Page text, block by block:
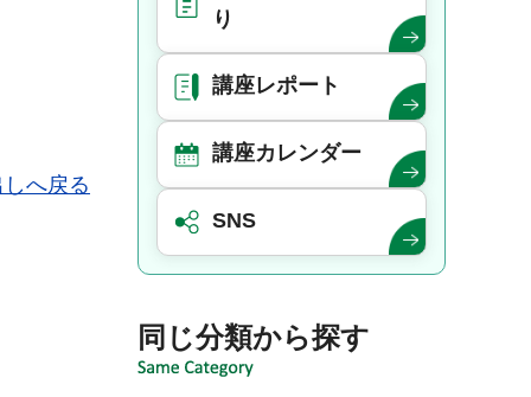
へ戻る
り
講座レポート
講座カレンダー
SNS
同じ分類から探す